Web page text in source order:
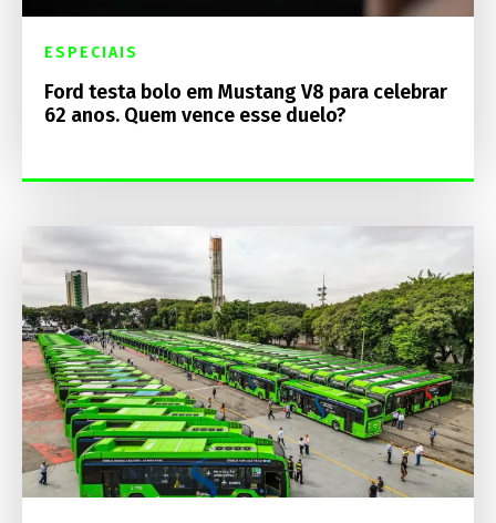
ESPECIAIS
Ford testa bolo em Mustang V8 para celebrar
62 anos. Quem vence esse duelo?